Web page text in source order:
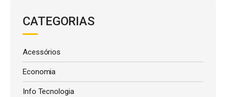
CATEGORIAS
Acessórios
Economia
Info Tecnologia